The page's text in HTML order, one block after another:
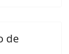
de